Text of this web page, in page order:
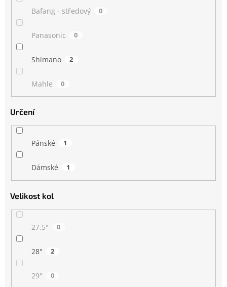
Bafang - středový 0
Panasonic 0
Shimano 2
Mahle 0
Určení
Pánské 1
Dámské 1
Velikost kol
27,5" 0
28" 2
29" 0